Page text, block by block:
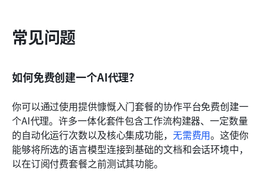
常见问题
如何免费创建一个AI代理？
你可以通过使用提供慷慨入门套餐的协作平台免费创建一
个AI代理。许多一体化套件包含工作流构建器、一定数量
的自动化运行次数以及核心集成功能， 无需费用。这使你
能够将所选的语言模型连接到基础的文档和会话环境中，
以在订阅付费套餐之前测试其功能。